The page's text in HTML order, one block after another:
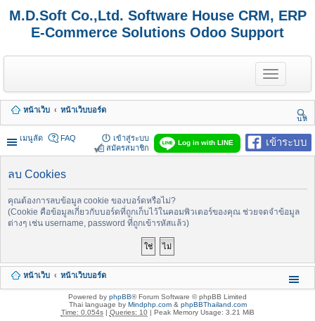
M.D.Soft Co.,Ltd. Software House CRM, ERP
E-Commerce Solutions Odoo Support
T
o
g
e
n
a
v
a
i
หน้าเว็บ
หน้าเว็บบอร์ด
นห
า
เมนูลัด
เข้าระบบ
Log in with LINE
FAQ
เข้าสู่ระบบ
สมัครสมาชิก
ลบ Cookies
คุณต้องการลบข้อมูล cookie ของบอร์ดหรือไม่?
(Cookie คือข้อมูลเกี่ยวกับบอร์ดที่ถูกเก็บไว้ในคอมพิวเตอร์ของคุณ ช่วยจดจำข้อมูล
ต่างๆ เช่น username, password ที่ถูกเข้ารหัสแล้ว)
หน้าเว็บ หน้าเว็บบอร์ด
Powered by phpBB® Forum Software © phpBB Limited
Thai language by Mindphp.com& phpBBThailand.com
Time: 0.054s| Queries: 10| Peak Memory Usage: 3.21 MiB